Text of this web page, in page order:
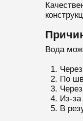
Вода
По
Из-
В